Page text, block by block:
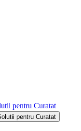
pentru Curatat
pentru Curatat